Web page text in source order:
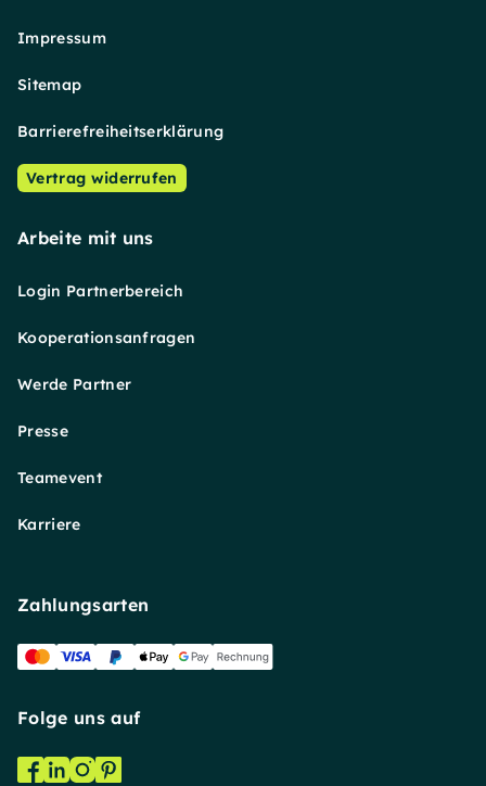
Impressum
Sitemap
Barrierefreiheitserklärung
Vertrag widerrufen
Arbeite mit uns
Login Partnerbereich
Kooperationsanfragen
Werde Partner
Presse
Teamevent
Karriere
Zahlungsarten
Folge uns auf